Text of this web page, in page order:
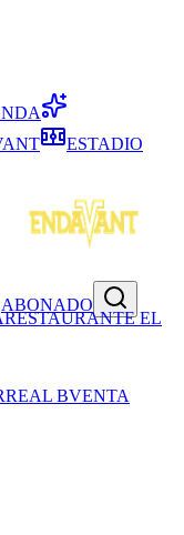
ABONADO
ESTADIO
RESTAURANTE EL
BVENTA